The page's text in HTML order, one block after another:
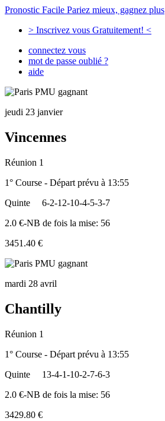
Pronostic Facile Pariez mieux, gagnez plus
> Inscrivez vous Gratuitement! <
connectez vous
mot de passe oublié ?
aide
jeudi 23 janvier
Vincennes
Réunion 1
1° Course - Départ prévu à 13:55
Quinte
6-2-12-10-4-5-3-7
2.0 €-NB de fois la mise: 56
3451.40 €
mardi 28 avril
Chantilly
Réunion 1
1° Course - Départ prévu à 13:55
Quinte
13-4-1-10-2-7-6-3
2.0 €-NB de fois la mise: 56
3429.80 €